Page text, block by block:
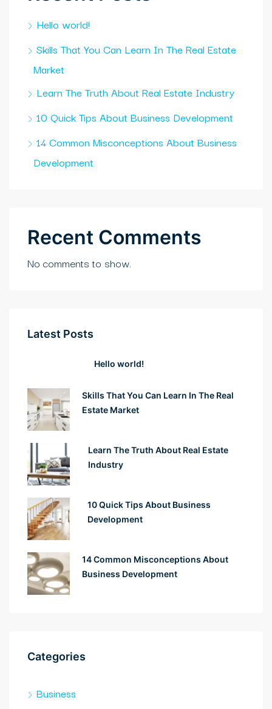
Hello world!
Skills That You Can Learn In The Real Estate
Market
Learn The Truth About Real Estate Industry
10 Quick Tips About Business Development
14 Common Misconceptions About Business
Development
Recent Comments
No comments to show.
Latest Posts
Hello world!
Skills That You Can Learn In The Real
Estate Market
Learn The Truth About Real Estate
Industry
10 Quick Tips About Business
Development
14 Common Misconceptions About
Business Development
Categories
Business